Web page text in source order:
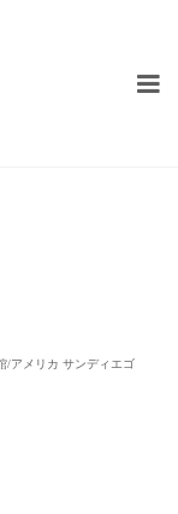
/アメリカ サンディエゴ